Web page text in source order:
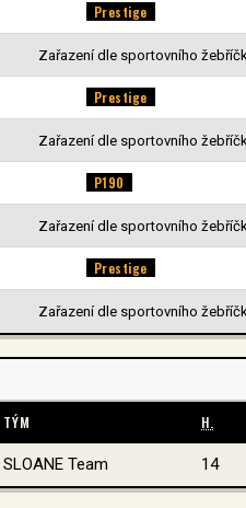
Prestige
Zařazení dle sportovního
Prestige
Zařazení dle sportovního
P190
Zařazení dle sportovního
Prestige
Zařazení dle sportovního
TÝM H.
SLOANE Team 14